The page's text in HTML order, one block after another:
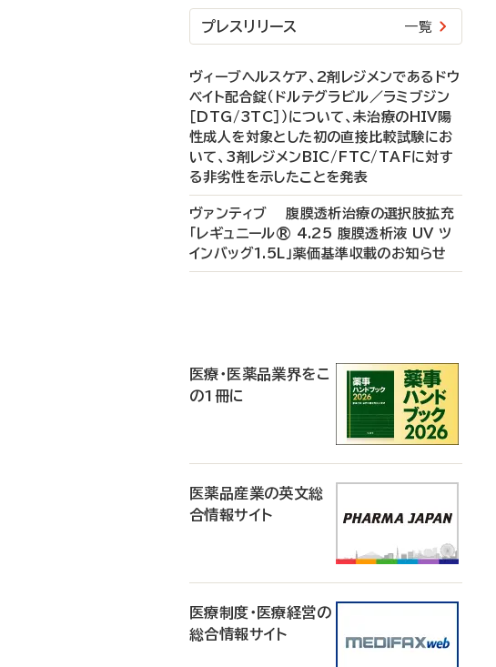
プレスリリース 一覧
ヴィーブヘルスケア、2剤レジメンであるドウ
ベイト配合錠（ドルテグラビル／ラミブジン
［DTG/3TC］）について、未治療のHIV陽
性成人を対象とした初の直接比較試験にお
いて、3剤レジメンBIC/FTC/TAFに対す
る非劣性を示したことを発表
ヴァンティブ 腹膜透析治療の選択肢拡充
「レギュニール® 4.25 腹膜透析液 UV ツ
インバッグ1.5L」薬価基準収載のお知らせ
医療・医薬品業界をこ
の1冊に
医薬品産業の英文総
合情報サイト
医療制度・医療経営の
総合情報サイト